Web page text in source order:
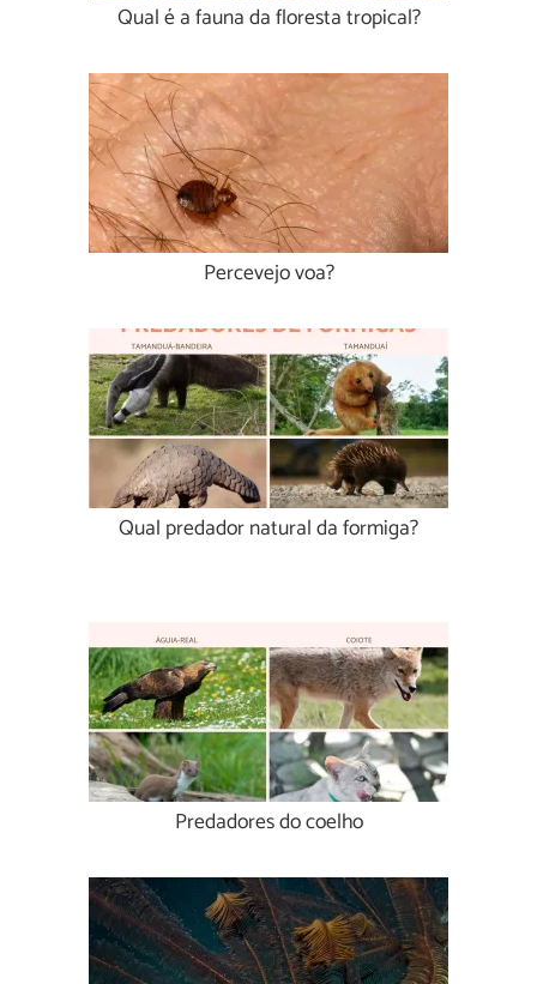
Qual é a fauna da floresta tropical?
Percevejo voa?
Qual predador natural da formiga?
Predadores do coelho